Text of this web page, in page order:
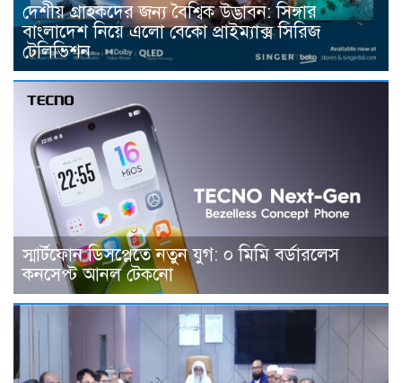
দেশীয় গ্রাহকদের জন্য বৈশ্বিক উদ্ভাবন: সিঙ্গার
বাংলাদেশ নিয়ে এলো বেকো প্রাইম্যাক্স সিরিজ
টেলিভিশন
স্মার্টফোন ডিসপ্লেতে নতুন যুগ: ০ মিমি বর্ডারলেস
কনসেপ্ট আনল টেকনো